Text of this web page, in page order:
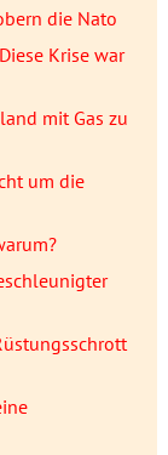
die Nato
Krise war
mit Gas zu
um die